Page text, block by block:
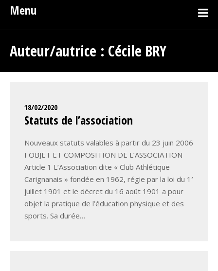
Menu
Auteur/autrice : Cécile BRY
18/02/2020
Statuts de l’association
Nouveaux statuts valables à partir du 23 juin 2006
I OBJET ET COMPOSITION DE L’ASSOCIATION
Article 1 L’Association dite « Club Athlétique
Carignanais » fondée en 1962, régie par la loi du 1′
juillet 1901 et le décret du 16 août 1901 a pour
objet la pratique de l’éducation physique et des
sports. Sa durée…